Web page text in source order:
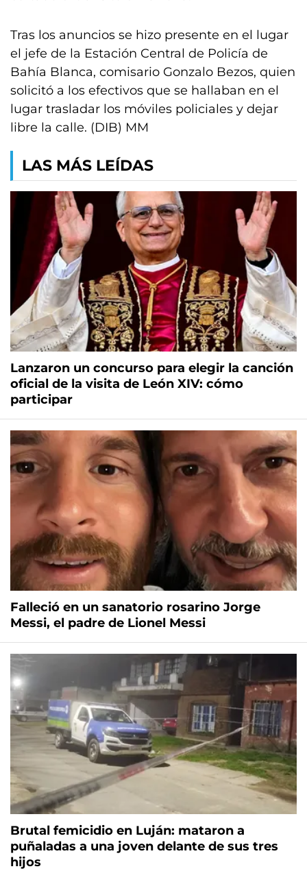
Tras los anuncios se hizo presente en el lugar
el jefe de la Estación Central de Policía de
Bahía Blanca, comisario Gonzalo Bezos, quien
solicitó a los efectivos que se hallaban en el
lugar trasladar los móviles policiales y dejar
libre la calle. (DIB) MM
LAS MÁS LEÍDAS
Lanzaron un concurso para elegir la canción
oficial de la visita de León XIV: cómo
participar
Falleció en un sanatorio rosarino Jorge
Messi, el padre de Lionel Messi
Brutal femicidio en Luján: mataron a
puñaladas a una joven delante de sus tres
hijos